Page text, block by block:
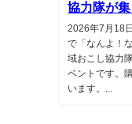
協力隊が
2026年7月18
で「なんよ！
域おこし協力
ベントです。
います。...